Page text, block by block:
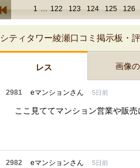
1 … 122 123 124 125 126
シティタワー綾瀬口コミ掲示板・
レス 画像
2981 eマンションさん 5日前
ここ見ててマンション営業や販
2982 eマンションさん 5日前